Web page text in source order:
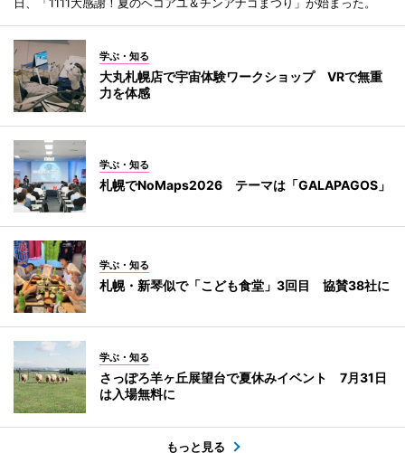
日、「1111大感謝！夏のヘコアユ＆チンアナゴまつり」が始まった。
学ぶ・知る
大丸札幌店で宇宙体験ワークショップ VRで無重
力を体感
学ぶ・知る
札幌でNoMaps2026 テーマは「GALAPAGOS」
学ぶ・知る
札幌・新琴似で「こども食堂」3回目 協賛38社に
学ぶ・知る
さっぽろ羊ヶ丘展望台で夏休みイベント 7月31日
は入場無料に
もっと見る